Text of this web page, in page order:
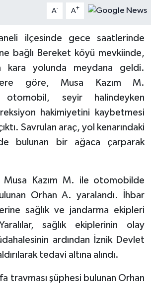
A- A+
ilçesinde gece saatlerinde
bağlı Bereket köyü mevkiinde,
kara yolunda meydana geldi.
göre, Musa Kazım M.
otomobil, seyir halindeyken
hakimiyetini kaybetmesi
Savrulan araç, yol kenarındaki
bulunan bir ağaca çarparak
Musa Kazım M. ile otomobilde
Orhan A. yaralandı. İhbar
sağlık ve jandarma ekipleri
sağlık ekiplerinin olay
ardından İznik Devlet
tedavi altına alındı.
travması şüphesi bulunan Orhan